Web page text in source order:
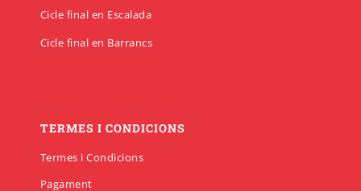
Cicle final en Escalada
Cicle final en Barrancs
TERMES I CONDICIONS
Termes i Condicions
Pagament